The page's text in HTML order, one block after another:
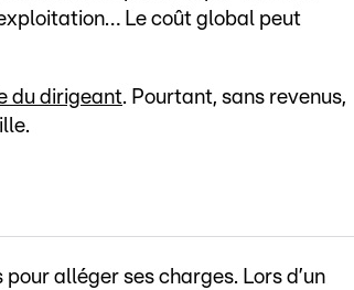
Le coût global peut
du dirigeant. Pourtant, sans revenus,
alléger ses charges. Lors d’un